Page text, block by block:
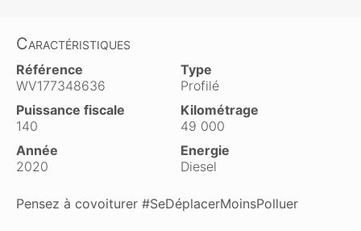
Caractéristiques
Référence
WV177348636
Type
Profilé
Puissance fiscale
140
Kilométrage
49 000
Année
2020
Energie
Diesel
Pensez à covoiturer #SeDéplacerMoinsPolluer